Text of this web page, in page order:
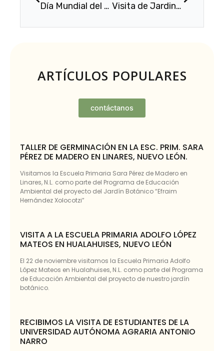
Día Mundial del Medio Ambiente Visita de Jardines de Niños: Angela Peralta, Rosario Castellanos y Juan Nepomuceno Álvarez Hurtado
ARTÍCULOS POPULARES
contáctanos
TALLER DE GERMINACIÓN EN LA ESC. PRIM. SARA
PÉREZ DE MADERO EN LINARES, NUEVO LEÓN.
Visitamos la Escuela Primaria Sara Pérez de Madero en
Linares, N.L. como parte del Programa de Educación
Ambiental del proyecto del Jardín Botánico “Efraim
Hernández Xolocotzi”
VISITA A LA ESCUELA PRIMARIA ADOLFO LÓPEZ
MATEOS EN HUALAHUISES, NUEVO LEÓN
El 22 de noviembre visitamos la Escuela Primaria Adolfo
López Mateos en Hualahuises, N.L. como parte del Programa
de Educación Ambiental del proyecto de nuestro jardín
botánico.
RECIBIMOS LA VISITA DE ESTUDIANTES DE LA
UNIVERSIDAD AUTÓNOMA AGRARIA ANTONIO
NARRO